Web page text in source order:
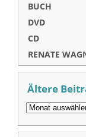
BUCH
DVD
CD
RENATE
Ältere